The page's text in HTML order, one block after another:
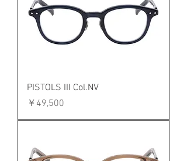
PISTOLS III Col.NV
価格
￥49,500